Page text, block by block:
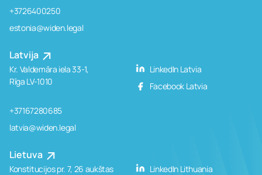
+3726400250
estonia@widen.legal
Latvija
Kr. Valdemāra iela 33-1,
Rīga LV-1010
+37167280685
latvia@widen.legal
LinkedIn Latvia
Facebook Latvia
Lietuva
Konstitucijos pr. 7, 26 aukštas
LinkedIn Lithuania